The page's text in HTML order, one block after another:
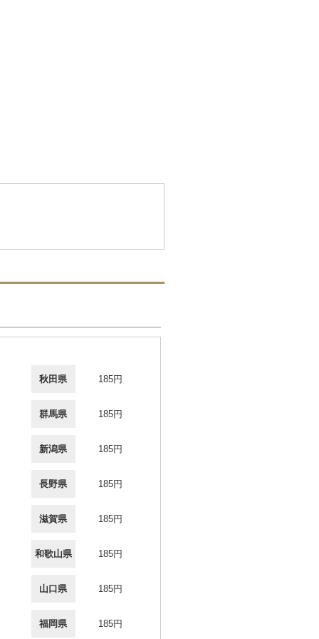
秋田県 185円
群馬県 185円
新潟県 185円
長野県 185円
滋賀県 185円
和歌山県 185円
山口県 185円
福岡県 185円